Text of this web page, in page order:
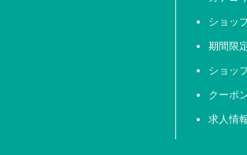
ショッ
期間限
ショッ
クーポ
求人情